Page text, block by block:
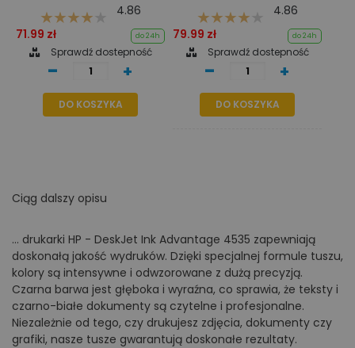
4.86
71.99 zł
do 24h
Sprawdź dostepność
- +
DO KOSZYKA
4.86
79.99 zł
do 24h
Sprawdź dostepność
- +
DO KOSZYKA
Ciąg dalszy opisu
... drukarki HP - DeskJet Ink Advantage 4535 zapewniają
doskonałą jakość wydruków. Dzięki specjalnej formule tuszu,
kolory są intensywne i odwzorowane z dużą precyzją.
Czarna barwa jest głęboka i wyraźna, co sprawia, że teksty i
czarno-białe dokumenty są czytelne i profesjonalne.
Niezależnie od tego, czy drukujesz zdjęcia, dokumenty czy
grafiki, nasze tusze gwarantują doskonałe rezultaty.